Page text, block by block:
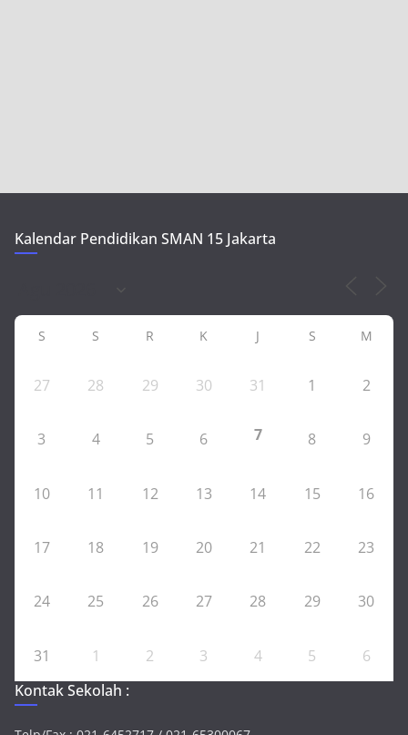
Kalendar Pendidikan SMAN 15 Jakarta
S S R K J S M
27 28 29 30 31 1 2
3 4 5 6 7 8 9
10 11 12 13 14 15 16
17 18 19 20 21 22 23
24 25 26 27 28 29 30
31 1 2 3 4 5
6
Kontak Sekolah :